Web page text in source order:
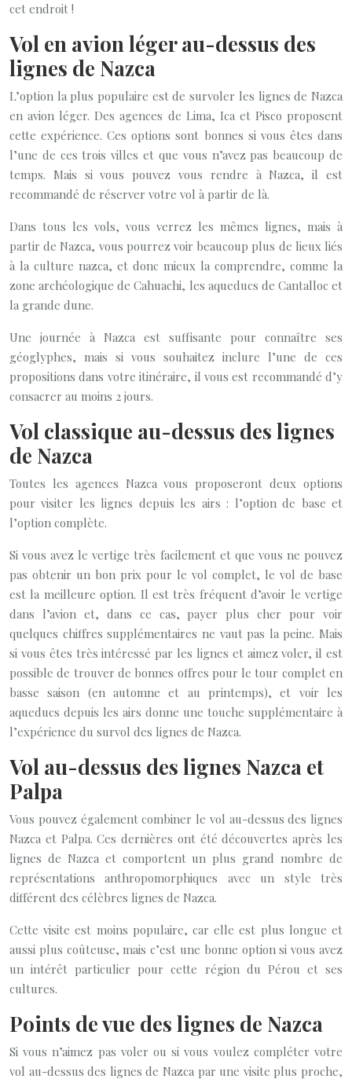
cet endroit !
Vol en avion léger au-dessus des
lignes de Nazca
L’option la plus populaire est de survoler les lignes de Nazca
en avion léger. Des agences de Lima, Ica et Pisco proposent
cette expérience. Ces options sont bonnes si vous êtes dans
l’une de ces trois villes et que vous n’avez pas beaucoup de
temps. Mais si vous pouvez vous rendre à Nazca, il est
recommandé de réserver votre vol à partir de là.
Dans tous les vols, vous verrez les mêmes lignes, mais à
partir de Nazca, vous pourrez voir beaucoup plus de lieux liés
à la culture nazca, et donc mieux la comprendre, comme la
zone archéologique de Cahuachi, les aqueducs de Cantalloc et
la grande dune.
Une journée à Nazca est suffisante pour connaître ses
géoglyphes, mais si vous souhaitez inclure l’une de ces
propositions dans votre itinéraire, il vous est recommandé d’y
consacrer au moins 2 jours.
Vol classique au-dessus des lignes
de Nazca
Toutes les agences Nazca vous proposeront deux options
pour visiter les lignes depuis les airs : l’option de base et
l’option complète.
Si vous avez le vertige très facilement et que vous ne pouvez
pas obtenir un bon prix pour le vol complet, le vol de base
est la meilleure option. Il est très fréquent d’avoir le vertige
dans l’avion et, dans ce cas, payer plus cher pour voir
quelques chiffres supplémentaires ne vaut pas la peine. Mais
si vous êtes très intéressé par les lignes et aimez voler, il est
possible de trouver de bonnes offres pour le tour complet en
basse saison (en automne et au printemps), et voir les
aqueducs depuis les airs donne une touche supplémentaire à
l’expérience du survol des lignes de Nazca.
Vol au-dessus des lignes Nazca et
Palpa
Vous pouvez également combiner le vol au-dessus des lignes
Nazca et Palpa. Ces dernières ont été découvertes après les
lignes de Nazca et comportent un plus grand nombre de
représentations anthropomorphiques avec un style très
différent des célèbres lignes de Nazca.
Cette visite est moins populaire, car elle est plus longue et
aussi plus coûteuse, mais c’est une bonne option si vous avez
un intérêt particulier pour cette région du Pérou et ses
cultures.
Points de vue des lignes de Nazca
Si vous n’aimez pas voler ou si vous voulez compléter votre
vol au-dessus des lignes de Nazca par une visite plus proche,